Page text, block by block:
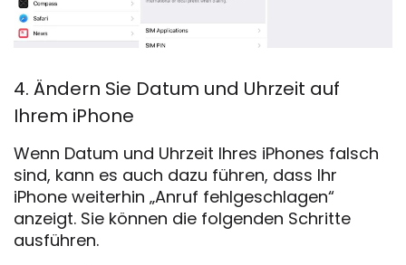
4. Ändern Sie Datum und Uhrzeit auf
Ihrem iPhone
Wenn Datum und Uhrzeit Ihres iPhones falsch
sind, kann es auch dazu führen, dass Ihr
iPhone weiterhin „Anruf fehlgeschlagen“
anzeigt. Sie können die folgenden Schritte
ausführen.